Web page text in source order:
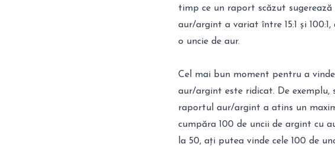
timp ce un raport scăzut
aur/argint a variat între 15:1 și
o uncie de aur.
Cel mai bun moment pentru a
aur/argint este ridicat. De exemplu,
raportul aur/argint a atins un
cumpăra 100 de uncii de argint cu
la 50, ați putea vinde cele 100 de